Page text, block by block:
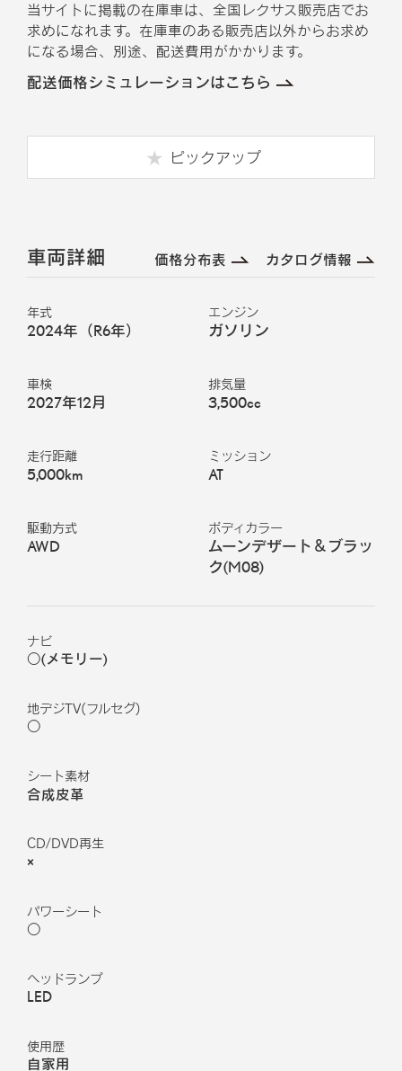
当サイトに掲載の在庫車は、全国レクサス販売店でお
求めになれます。在庫車のある販売店以外からお求め
になる場合、別途、配送費用がかかります。
配送価格シミュレーションはこちら
ピックアップ
車両詳細 価格分布表 カタログ情報
年式
2024年（R6年）
エンジン
ガソリン
車検
2027年12月
排気量
3,500cc
走行距離
5,000km
ミッション
AT
駆動方式
AWD
ボディカラー
ムーンデザート＆ブラッ
ク(M08)
ナビ
○(メモリー)
地デジTV(フルセグ)
○
シート素材
合成皮革
CD/DVD再生
×
パワーシート
○
ヘッドランプ
LED
使用歴
自家用